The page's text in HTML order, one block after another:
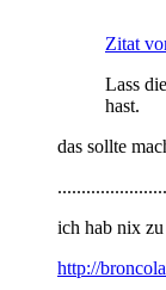
Zitat
Lass
hast.
das sollte
ich hab nix
http://